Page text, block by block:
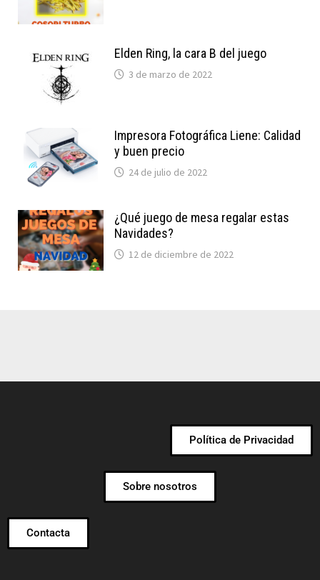
Elden Ring, la cara B del juego
3 de marzo de 2022
Impresora Fotográfica Liene: Calidad
y buen precio
24 de julio de 2022
¿Qué juego de mesa regalar estas
Navidades?
12 de diciembre de 2022
Política de Privacidad
Sobre nosotros
Contacta